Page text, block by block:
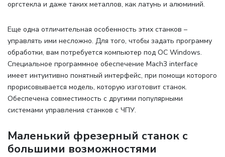
оргстекла и даже таких металлов, как латунь и алюминий.
Еще одна отличительная особенность этих станков –
управлять ими несложно. Для того, чтобы задать программу
обработки, вам потребуется компьютер под ОС Windows.
Специальное программное обеспечение Mach3 interface
имеет интуитивно понятный интерфейс, при помощи которого
прорисовывается модель, которую изготовит станок.
Обеспечена совместимость с другими популярными
системами управления станков с ЧПУ.
Маленький фрезерный станок с
большими возможностями